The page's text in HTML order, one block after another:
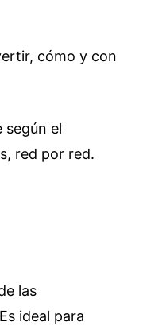
cómo y con
según el
red por red.
las
ideal para